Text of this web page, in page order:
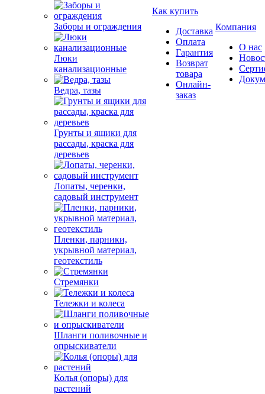
Заборы и ограждения
Люки
канализационные
Ведра, тазы
Грунты и ящики для
рассады, краска для
деревьев
Лопаты, черенки,
садовый инструмент
Пленки, парники,
укрывной материал,
геотекстиль
Стремянки
Тележки и колеса
Шланги поливочные и
опрыскиватели
Колья (опоры) для
растений
Как купить
Доставка
Оплата
Гарантия
Возврат
товара
Онлайн-
заказ
Компания
О нас